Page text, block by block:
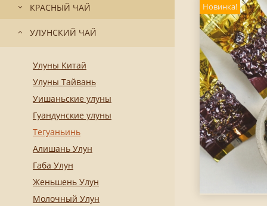
КРАСНЫЙ ЧАЙ
УЛУНСКИЙ ЧАЙ
Улуны Китай
Улуны Тайвань
Уишаньские улуны
Гуандунские улуны
Тегуаньинь
Алишань Улун
Габа Улун
Женьшень Улун
Молочный Улун
Новинка!